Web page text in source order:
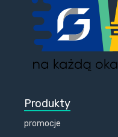
Produkty
promocje